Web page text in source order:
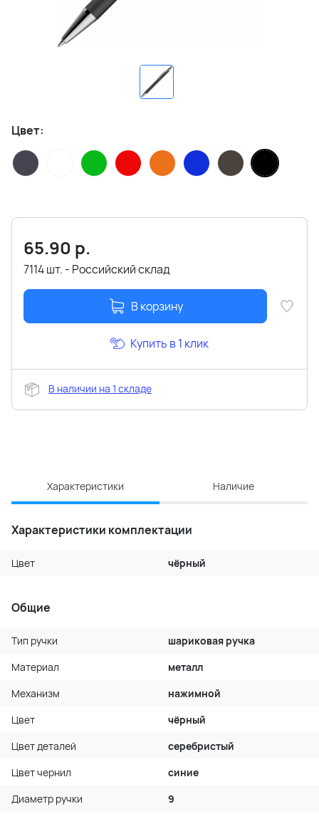
Цвет:
65.90 р.
7114 шт. - Российский склад
В корзину
Купить в 1 клик
В наличии на 1 складе
Характеристики Наличие
Характеристики комплектации
Цвет чёрный
Общие
Тип ручки
шариковая ручка
Материал
металл
Механизм
нажимной
Цвет
чёрный
Цвет деталей
серебристый
Цвет чернил
синие
Диаметр ручки
9